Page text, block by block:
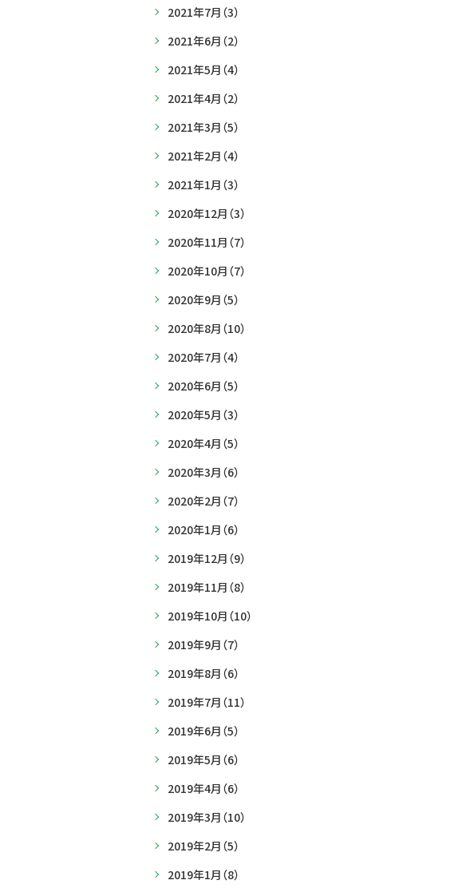
2021年7月 （3）
2021年6月 （2）
2021年5月 （4）
2021年4月 （2）
2021年3月 （5）
2021年2月 （4）
2021年1月 （3）
2020年12月 （3）
2020年11月 （7）
2020年10月 （7）
2020年9月 （5）
2020年8月 （10）
2020年7月 （4）
2020年6月 （5）
2020年5月 （3）
2020年4月 （5）
2020年3月 （6）
2020年2月 （7）
2020年1月 （6）
2019年12月 （9）
2019年11月 （8）
2019年10月 （10）
2019年9月 （7）
2019年8月 （6）
2019年7月 （11）
2019年6月 （5）
2019年5月 （6）
2019年4月 （6）
2019年3月 （10）
2019年2月 （5）
2019年1月 （8）